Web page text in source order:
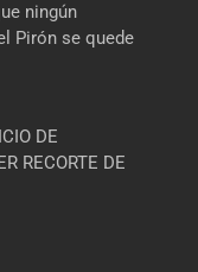
ningún
Pirón se quede
DE
RECORTE DE